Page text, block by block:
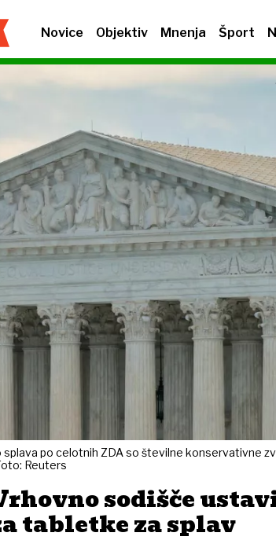
Novice Objektiv Mnenja Šport
splava po celotnih ZDA so številne konservativne
Reuters
sodišče
tabletke za splav